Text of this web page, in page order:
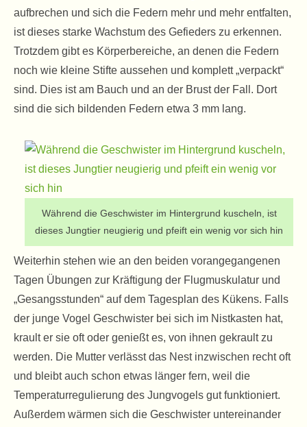
aufbrechen und sich die Federn mehr und mehr entfalten,
ist dieses starke Wachstum des Gefieders zu erkennen.
Trotzdem gibt es Körperbereiche, an denen die Federn
noch wie kleine Stifte aussehen und komplett „verpackt“
sind. Dies ist am Bauch und an der Brust der Fall. Dort
sind die sich bildenden Federn etwa 3 mm lang.
Während die Geschwister im Hintergrund kuscheln, ist
dieses Jungtier neugierig und pfeift ein wenig vor sich hin
Weiterhin stehen wie an den beiden vorangegangenen
Tagen Übungen zur Kräftigung der Flugmuskulatur und
„Gesangsstunden“ auf dem Tagesplan des Kükens. Falls
der junge Vogel Geschwister bei sich im Nistkasten hat,
krault er sie oft oder genießt es, von ihnen gekrault zu
werden. Die Mutter verlässt das Nest inzwischen recht oft
und bleibt auch schon etwas länger fern, weil die
Temperaturregulierung des Jungvogels gut funktioniert.
Außerdem wärmen sich die Geschwister untereinander